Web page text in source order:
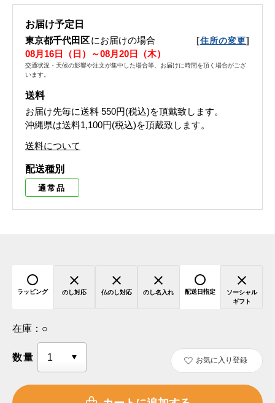
お届け予定日
東京都千代田区にお届けの場合 [住所の変更]
08月16日（日）～08月20日（木）
交通状況・天候の影響や注文が集中した場合等、お届けに時間を頂く場合がござ
います。
送料
お届け先毎に送料 550円(税込)を頂戴致します。
沖縄県は送料1,100円(税込)を頂戴致します。
送料について
配送種別
通常品
ラッピング のし対応 仏のし対応 のし名入れ 配送日指定
ソーシャル
ギフト
在庫： ○
数量 お気に入り登録